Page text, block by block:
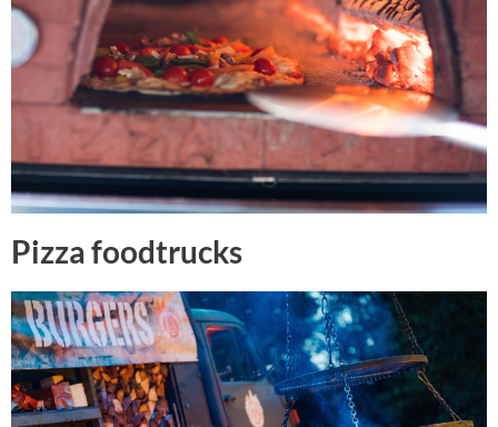
Pizza foodtrucks